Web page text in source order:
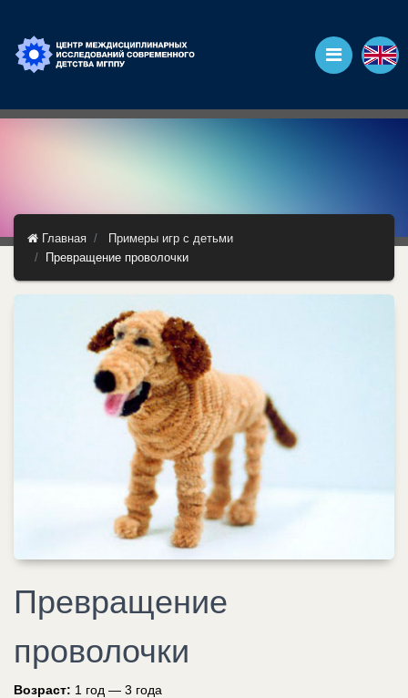
Главная
Примеры игр с детьми
Превращение проволочки
Превращение
проволочки
Возраст: 1 год — 3 года